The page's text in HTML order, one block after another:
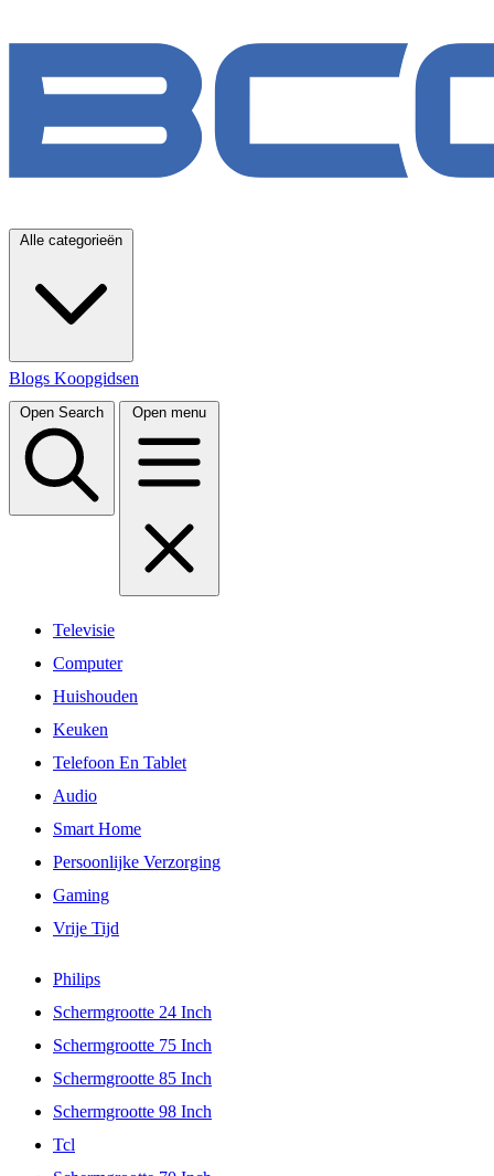
Alle categorieën
Blogs Koopgidsen
Open Search Open menu
Televisie
Computer
Huishouden
Keuken
Telefoon En Tablet
Audio
Smart Home
Persoonlijke Verzorging
Gaming
Vrije Tijd
Philips
Schermgrootte 24 Inch
Schermgrootte 75 Inch
Schermgrootte 85 Inch
Schermgrootte 98 Inch
Tcl